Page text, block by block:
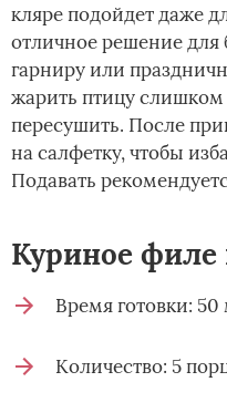
кляре подойдет даже
отличное решение для
гарниру или
жарить птицу слишком
пересушить. После
на салфетку, чтобы
Подавать
Куриное филе
Время готовки: 50
Количество: 5